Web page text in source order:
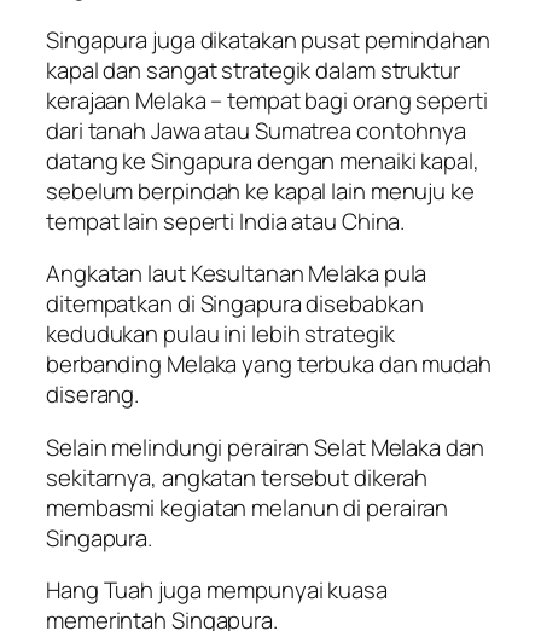
Singapura juga dikatakan pusat pemindahan
kapal dan sangat strategik dalam struktur
kerajaan Melaka – tempat bagi orang seperti
dari tanah Jawa atau Sumatrea contohnya
datang ke Singapura dengan menaiki kapal,
sebelum berpindah ke kapal lain menuju ke
tempat lain seperti India atau China.
Angkatan laut Kesultanan Melaka pula
ditempatkan di Singapura disebabkan
kedudukan pulau ini lebih strategik
berbanding Melaka yang terbuka dan mudah
diserang.
Selain melindungi perairan Selat Melaka dan
sekitarnya, angkatan tersebut dikerah
membasmi kegiatan melanun di perairan
Singapura.
Hang Tuah juga mempunyai kuasa
memerintah Singapura.